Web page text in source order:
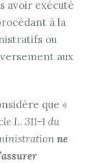
avoir exécuté
à la
ou
aux
que «
L. 311-1 du
ne